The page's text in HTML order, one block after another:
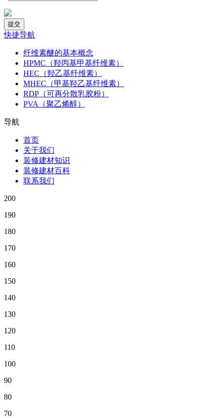
快捷导航
纤维素醚的基本概念
HPMC（羟丙基甲基纤维素）
HEC（羟乙基纤维素）
MHEC（甲基羟乙基纤维素）
RDP（可再分散乳胶粉）
PVA（聚乙烯醇）
导航
首页
关于我们
装修建材知识
装修建材百科
联系我们
200
190
180
170
160
150
140
130
120
110
100
90
80
70